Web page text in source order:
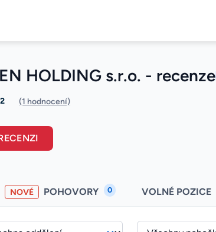
HOLDING s.r.o. - recenze
(1 hodnocení)
NOVÉ POHOVORY 0 VOLNÉ POZICE